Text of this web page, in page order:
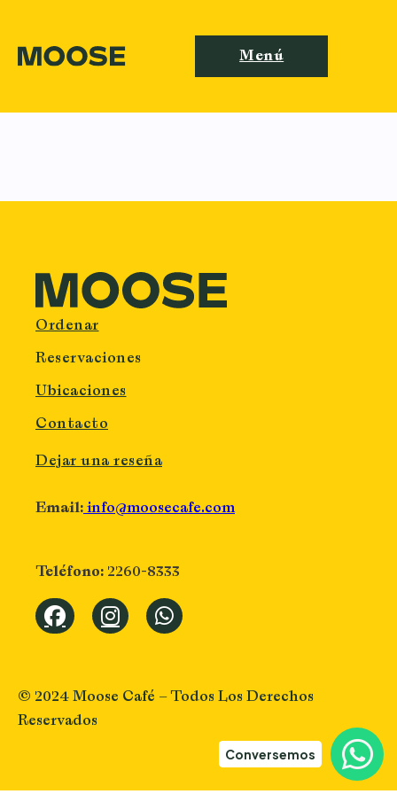
Menú
Ordenar
Reservaciones
Ubicaciones
Contacto
Dejar una reseña
Email: info@moosecafe.com
Teléfono: 2260-8333
© 2024 Moose Café – Todos Los Derechos
Reservados
Conversemos